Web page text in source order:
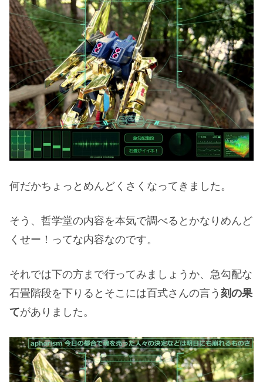
何だかちょっとめんどくさくなってきました。
そう、哲学堂の内容を本気で調べるとかなりめんど
くせー！ってな内容なのです。
それでは下の方まで行ってみましょうか、急勾配な
石畳階段を下りるとそこには百式さんの言う 刻の果
てがありました。